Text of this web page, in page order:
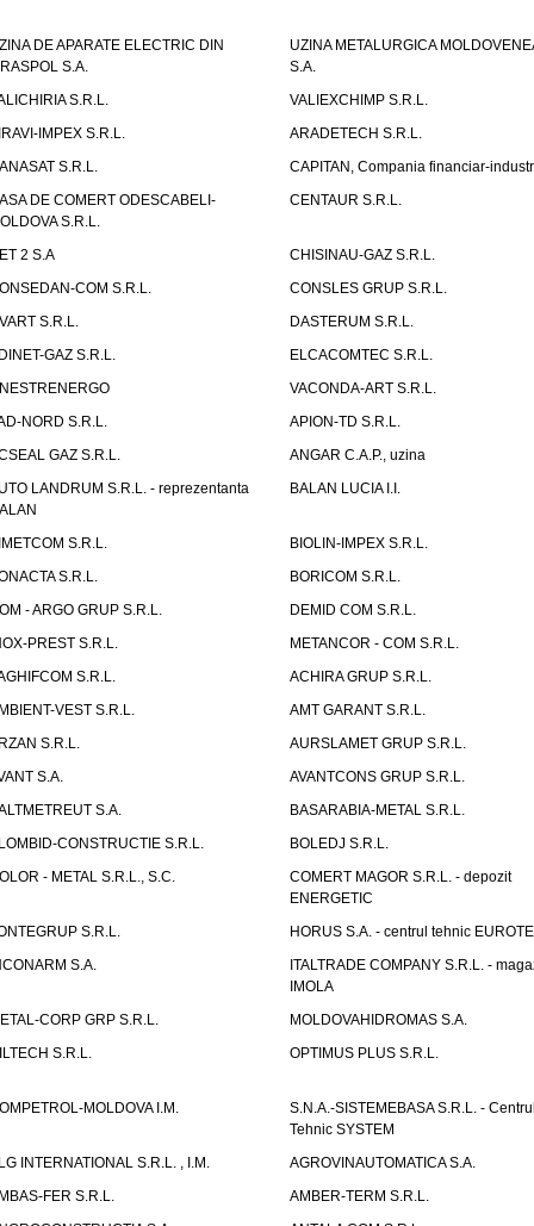
DE APARATE ELECTRIC DIN
S.A.
UZINA METALURGICA
S.A.
S.R.L.
VALIEXCHIMP S.R.L.
IMPEX S.R.L.
ARADETECH S.R.L.
S.R.L.
CAPITAN, Compania financiar-
DE COMERT ODESCABELI-
S.R.L.
CENTAUR S.R.L.
2 S.A
CHISINAU-GAZ S.R.L.
COM S.R.L.
CONSLES GRUP S.R.L.
S.R.L.
DASTERUM S.R.L.
GAZ S.R.L.
ELCACOMTEC S.R.L.
VACONDA-ART S.R.L.
NORD S.R.L.
APION-TD S.R.L.
GAZ S.R.L.
ANGAR C.A.P., uzina
LANDRUM S.R.L. - reprezentanta
BALAN LUCIA I.I.
S.R.L.
BIOLIN-IMPEX S.R.L.
S.R.L.
BORICOM S.R.L.
- ARGO GRUP S.R.L.
DEMID COM S.R.L.
PREST S.R.L.
METANCOR - COM S.R.L.
S.R.L.
ACHIRA GRUP S.R.L.
VEST S.R.L.
AMT GARANT S.R.L.
S.R.L.
AURSLAMET GRUP S.R.L.
S.A.
AVANTCONS GRUP S.R.L.
S.A.
BASARABIA-METAL S.R.L.
CONSTRUCTIE S.R.L.
BOLEDJ S.R.L.
- METAL S.R.L., S.C.
COMERT MAGOR S.R.L. - depozit
ENERGETIC
S.R.L.
HORUS S.A. - centrul tehnic
S.A.
ITALTRADE COMPANY S.R.L. -
IMOLA
CORP GRP S.R.L.
MOLDOVAHIDROMAS S.A.
S.R.L.
OPTIMUS PLUS S.R.L.
MOLDOVA I.M.
S.N.A.-SISTEMEBASA S.R.L. -
Tehnic SYSTEM
INTERNATIONAL S.R.L. , I.M.
AGROVINAUTOMATICA S.A.
FER S.R.L.
AMBER-TERM S.R.L.